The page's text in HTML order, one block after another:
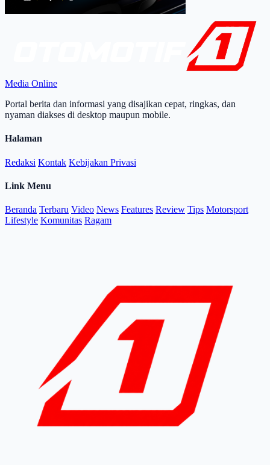
Media Online
Portal berita dan informasi yang disajikan cepat, ringkas, dan
nyaman diakses di desktop maupun mobile.
Halaman
Redaksi Kontak Kebijakan Privasi
Link Menu
Beranda Terbaru Video News Features Review Tips Motorsport
Lifestyle Komunitas Ragam